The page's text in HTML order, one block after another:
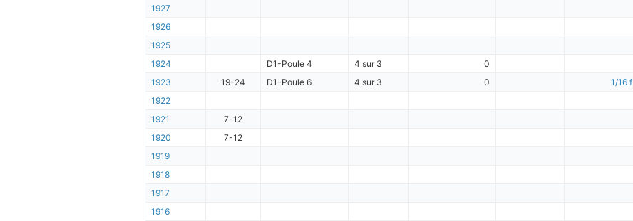
1927
1926
1925
1924
D1-Poule 4 4 sur 3
0
1923
19-24 D1-Poule 6 4 sur 3 0
1/16 f
1922
1921
7-12
1920
7-12
1919
1918
1917
1916